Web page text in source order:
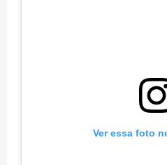
Ver essa foto